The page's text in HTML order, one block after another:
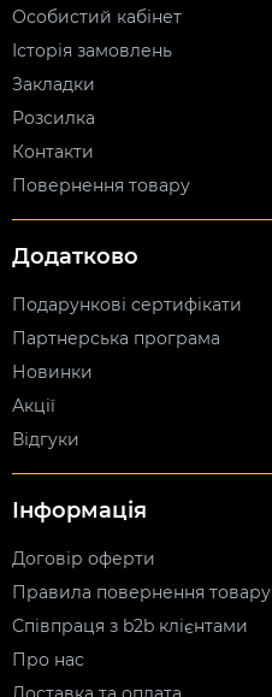
Особистий кабінет
Історія замовлень
Закладки
Розсилка
Контакти
Повернення товару
Додатково
Подарункові сертифікати
Партнерська програма
Новинки
Акції
Відгуки
Інформація
Договір оферти
Правила повернення товару
Співпраця з b2b клієнтами
Про нас